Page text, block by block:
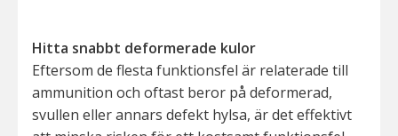
Hitta snabbt deformerade kulor
Eftersom de flesta funktionsfel är relaterade till
ammunition och oftast beror på deformerad,
svullen eller annars defekt hylsa, är det effektivt